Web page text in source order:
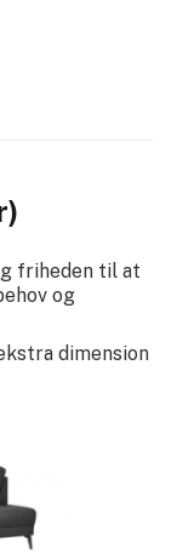
friheden til at
og
dimension